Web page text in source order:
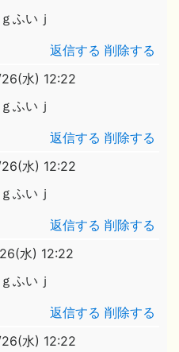
ふいｊ
返信する 削除する
水) 12:22
ふいｊ
返信する 削除する
水) 12:22
ふいｊ
返信する 削除する
水) 12:22
ふいｊ
返信する 削除する
水) 12:22